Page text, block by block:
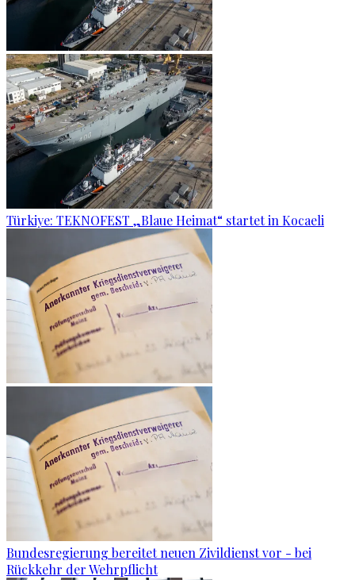
Türkiye: TEKNOFEST „Blaue Heimat“ startet in Kocaeli
Bundesregierung bereitet neuen Zivildienst vor - bei
Rückkehr der Wehrpflicht